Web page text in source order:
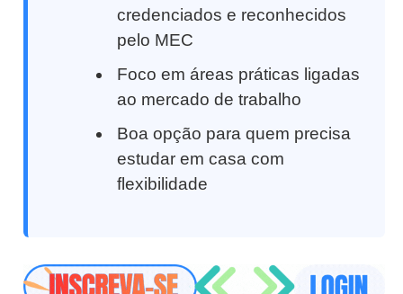
credenciados e reconhecidos
pelo MEC
Foco em áreas práticas ligadas
ao mercado de trabalho
Boa opção para quem precisa
estudar em casa com
flexibilidade